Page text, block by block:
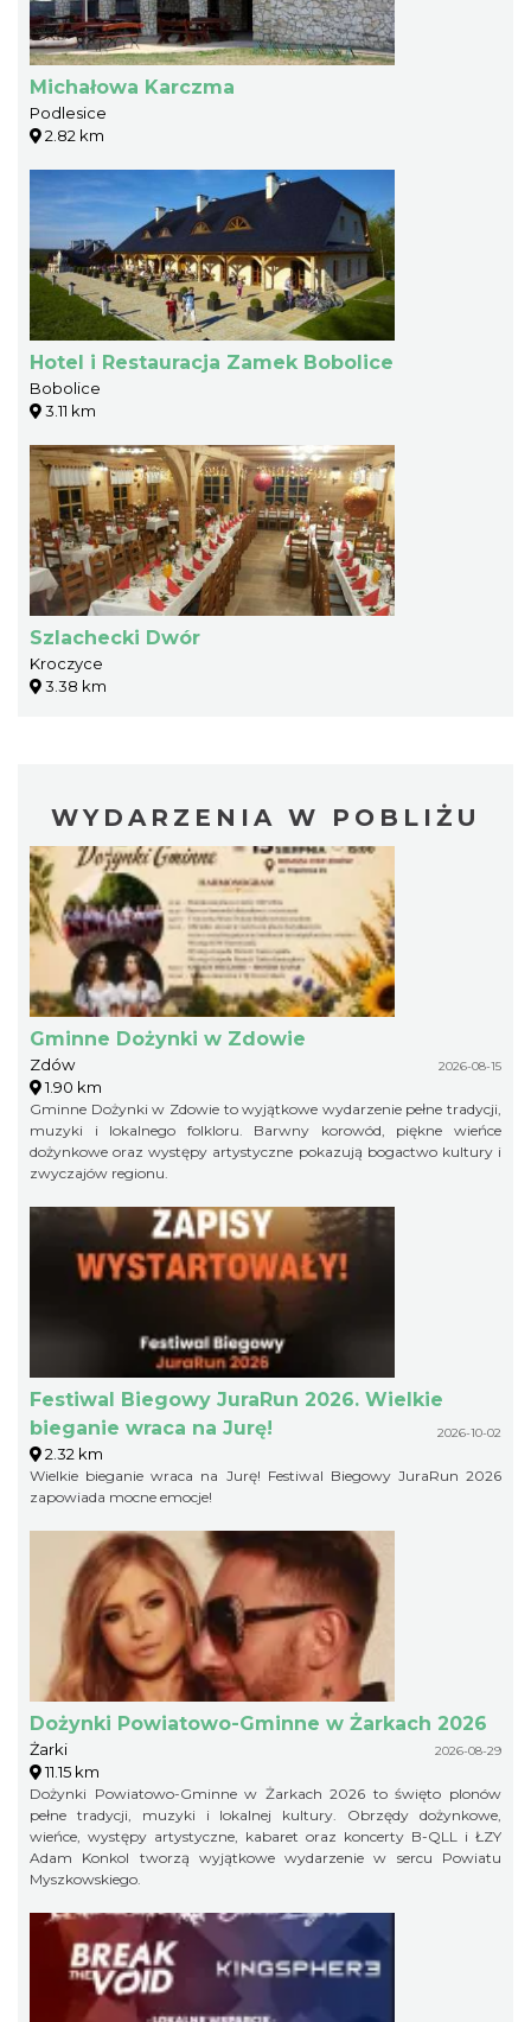
Michałowa Karczma
Podlesice
2.82 km
Hotel i Restauracja Zamek Bobolice
Bobolice
3.11 km
Szlachecki Dwór
Kroczyce
3.38 km
WYDARZENIA W POBLIŻU
Gminne Dożynki w Zdowie
Zdów 2026-08-15
1.90 km
Gminne Dożynki w Zdowie to wyjątkowe wydarzenie pełne tradycji,
muzyki i lokalnego folkloru. Barwny korowód, piękne wieńce
dożynkowe oraz występy artystyczne pokazują bogactwo kultury i
zwyczajów regionu.
Festiwal Biegowy JuraRun 2026. Wielkie
bieganie wraca na Jurę!
2026-10-02
2.32 km
Wielkie bieganie wraca na Jurę! Festiwal Biegowy JuraRun 2026
zapowiada mocne emocje!
Dożynki Powiatowo-Gminne w Żarkach 2026
Żarki 2026-08-29
11.15 km
Dożynki Powiatowo-Gminne w Żarkach 2026 to święto plonów
pełne tradycji, muzyki i lokalnej kultury. Obrzędy dożynkowe,
wieńce, występy artystyczne, kabaret oraz koncerty B-QLL i ŁZY
Adam Konkol tworzą wyjątkowe wydarzenie w sercu Powiatu
Myszkowskiego.